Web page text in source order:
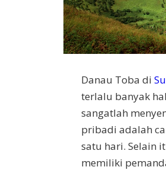
Danau Toba di
terlalu banyak
sangatlah
pribadi adalah
satu hari. Selain
memiliki